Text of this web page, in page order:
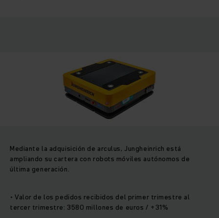
Mediante la adquisición de arculus, Jungheinrich está
ampliando su cartera con robots móviles autónomos de
última generación.
• Valor de los pedidos recibidos del primer trimestre al
tercer trimestre: 3580 millones de euros / +31%